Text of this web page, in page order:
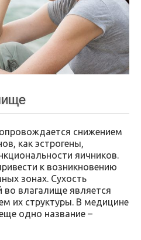
снижением
как эстрогены,
яичников.
к возникновению
зонах. Сухость
во влагалище является
их структуры. В медицине
одно название –